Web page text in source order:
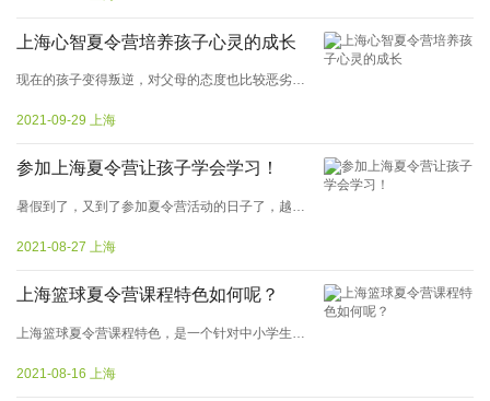
上海心智夏令营培养孩子心灵的成长
现在的孩子变得叛逆，对父母的态度也比较恶劣，这是因为孩子的内心没有得到正确的指引，产生了一些偏差。所以现在对于孩子的教育其实也要注意对孩子的素质教育，让孩子的身心都健康，才能更好地建设美好的家园。上海心智夏令营...
2021-09-29 上海
参加上海夏令营让孩子学会学习！
暑假到了，又到了参加夏令营活动的日子了，越来越多的家长开始给孩子报名。那么暑期夏令营究竟有什么魔力能够留住家长的心呢？全国这么多地方都有夏令营，为什么上海夏令营那么受家孩子那个欢迎呢？孩子不努力，不知道该怎么学习...
2021-08-27 上海
上海篮球夏令营课程特色如何呢？
2021-08-16 上海